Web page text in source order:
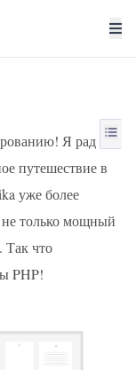
Я рад
путешествие в
уже более
не только мощный
Так что
PHP!